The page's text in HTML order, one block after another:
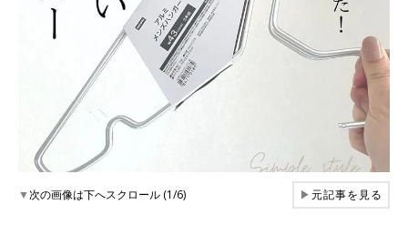
▼次の画像は下へスクロール (1/6) ▶元記事を見る